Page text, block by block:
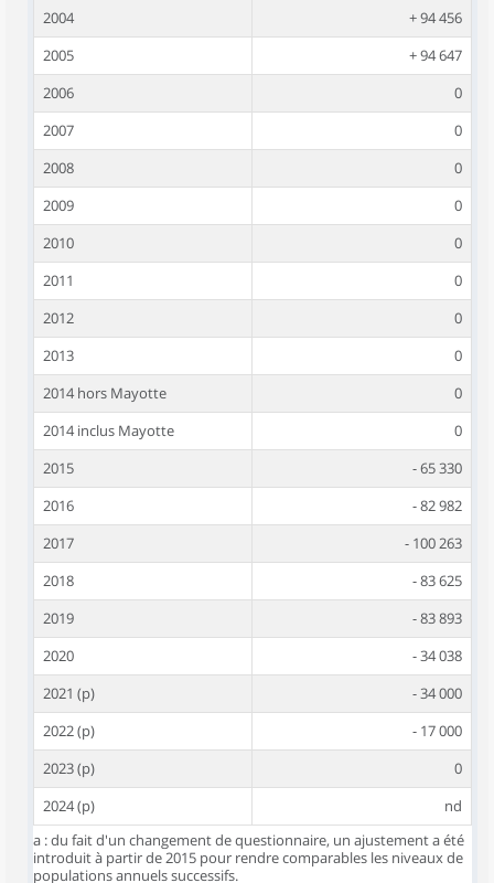
2004
+ 94 456
2005
+ 94 647
2006
0
2007
0
2008
0
2009
0
2010
0
2011
0
2012
0
2013
0
2014 hors Mayotte
0
2014 inclus Mayotte
0
2015
- 65 330
2016
- 82 982
2017
- 100 263
2018
- 83 625
2019
- 83 893
2020
- 34 038
2021 (p)
- 34 000
2022 (p)
- 17 000
2023 (p)
0
2024 (p)
nd
a : du fait d'un changement de questionnaire, un ajustement a été
introduit à partir de 2015 pour rendre comparables les niveaux de
populations annuels successifs.